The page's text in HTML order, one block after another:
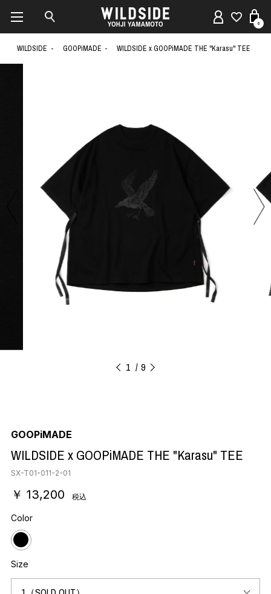
0
WILDSIDE GOOPiMADE WILDSIDE x GOOPiMADE THE "Karasu" TEE
1 9
GOOPiMADE
WILDSIDE x GOOPiMADE THE "Karasu" TEE
SX-T01-011-2-01
￥ 13,200 税込
Color
Size